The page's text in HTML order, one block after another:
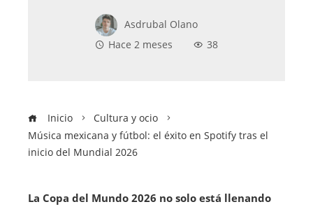
Asdrubal Olano
Hace 2 meses
38
Inicio
Cultura y ocio
Música mexicana y fútbol: el éxito en Spotify tras el
inicio del Mundial 2026
La Copa del Mundo 2026 no solo está llenando